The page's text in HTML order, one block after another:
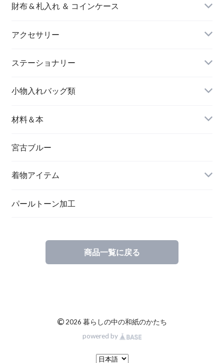
財布 & 札入れ ＆ コインケース
長財布
アクセサリー
イヤリング＆ピアス
バングル＆ブレスレット
ペンダント
ブローチ
ステーショナリー
名刺入れ
メッセージカード
一筆箋
小物入れバッグ類
バッグ
材料＆本
ハンドメイドキット
宮古ブルー
着物アイテム
パールトーン加工
商品一覧に戻る
© 2026 暮らしの中の和紙のかたち
powered by